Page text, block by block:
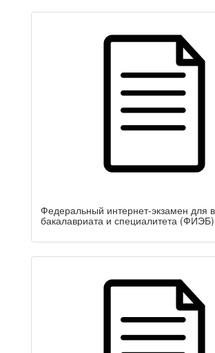
Федеральный интернет-экзамен для
бакалавриата и специалитета